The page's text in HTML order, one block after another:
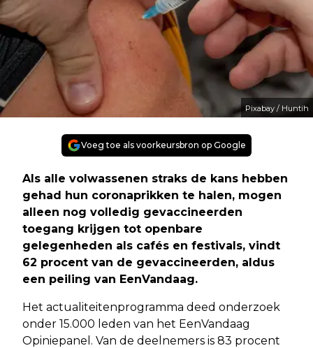
Pixabay / Huntih
Voeg toe als voorkeursbron op Google
Als alle volwassenen straks de kans hebben
gehad hun coronaprikken te halen, mogen
alleen nog volledig gevaccineerden
toegang krijgen tot openbare
gelegenheden als cafés en festivals, vindt
62 procent van de gevaccineerden, aldus
een peiling van EenVandaag.
Het actualiteitenprogramma deed onderzoek
onder 15.000 leden van het EenVandaag
Opiniepanel. Van de deelnemers is 83 procent